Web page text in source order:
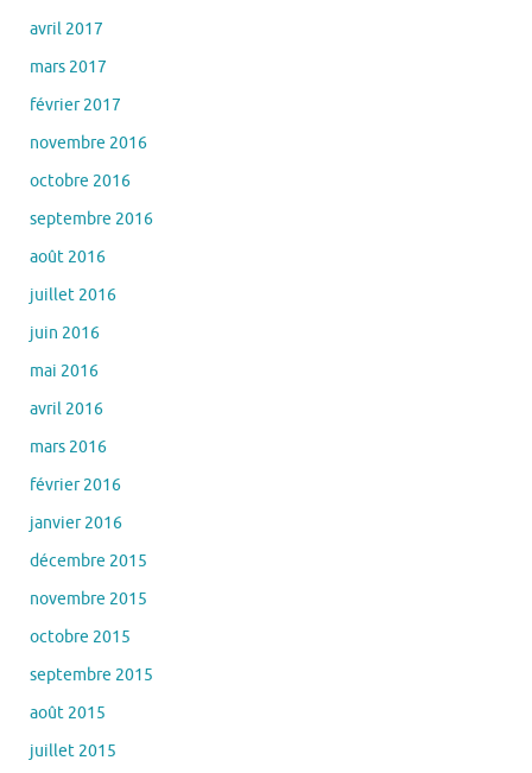
avril 2017
mars 2017
février 2017
novembre 2016
octobre 2016
septembre 2016
août 2016
juillet 2016
juin 2016
mai 2016
avril 2016
mars 2016
février 2016
janvier 2016
décembre 2015
novembre 2015
octobre 2015
septembre 2015
août 2015
juillet 2015